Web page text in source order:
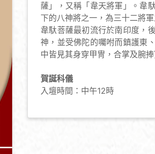
薩」，又稱「韋天將軍」。韋
下的八神將之一，為三十二將
韋馱菩薩最初流行於南印度，
神，並受佛陀的囑咐而鎮護東
中皆見其身穿甲冑，合掌及腕
賀誕科儀
入壇時間：中午12時